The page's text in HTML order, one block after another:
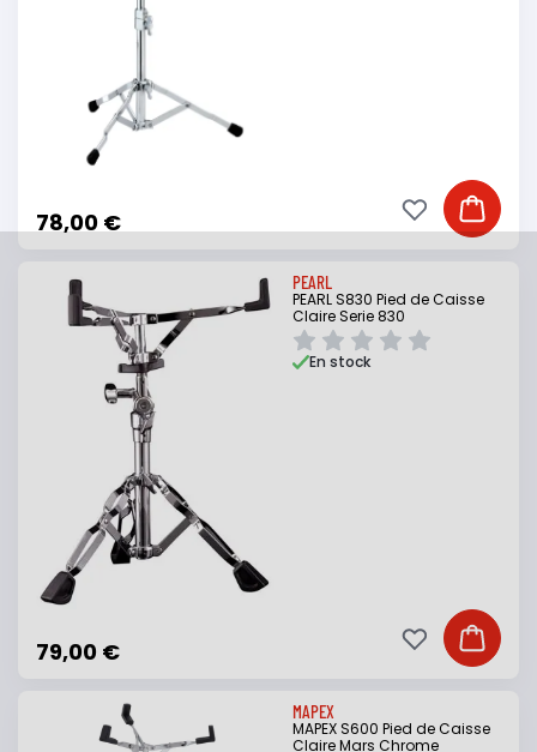
78,00 € Ajouter
Ajouter à ma
PEARL
PEARL S830 Pied de Caisse
Claire Serie 830
79,00 €
En stock
Ajouter
Ajouter à ma
MAPEX
MAPEX S600 Pied de Caisse
Claire Mars Chrome